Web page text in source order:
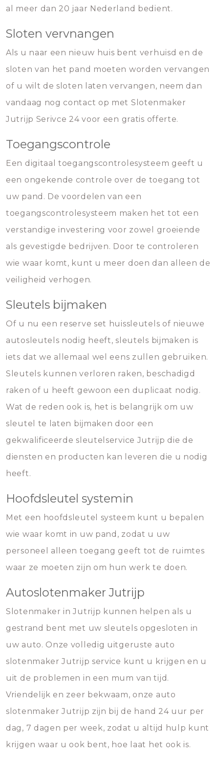
al meer dan 20 jaar Nederland bedient.
Sloten vervnangen
Als u naar een nieuw huis bent verhuisd en de
sloten van het pand moeten worden vervangen
of u wilt de sloten laten vervangen, neem dan
vandaag nog contact op met Slotenmaker
Jutrijp Serivce 24 voor een gratis offerte.
Toegangscontrole
Een digitaal toegangscontrolesysteem geeft u
een ongekende controle over de toegang tot
uw pand. De voordelen van een
toegangscontrolesysteem maken het tot een
verstandige investering voor zowel groeiende
als gevestigde bedrijven. Door te controleren
wie waar komt, kunt u meer doen dan alleen de
veiligheid verhogen.
Sleutels bijmaken
Of u nu een reserve set huissleutels of nieuwe
autosleutels nodig heeft, sleutels bijmaken is
iets dat we allemaal wel eens zullen gebruiken.
Sleutels kunnen verloren raken, beschadigd
raken of u heeft gewoon een duplicaat nodig.
Wat de reden ook is, het is belangrijk om uw
sleutel te laten bijmaken door een
gekwalificeerde sleutelservice Jutrijp die de
diensten en producten kan leveren die u nodig
heeft.
Hoofdsleutel systemin
Met een hoofdsleutel systeem kunt u bepalen
wie waar komt in uw pand, zodat u uw
personeel alleen toegang geeft tot de ruimtes
waar ze moeten zijn om hun werk te doen.
Autoslotenmaker Jutrijp
Slotenmaker in Jutrijp kunnen helpen als u
gestrand bent met uw sleutels opgesloten in
uw auto. Onze volledig uitgeruste auto
slotenmaker Jutrijp service kunt u krijgen en u
uit de problemen in een mum van tijd.
Vriendelijk en zeer bekwaam, onze auto
slotenmaker Jutrijp zijn bij de hand 24 uur per
dag, 7 dagen per week, zodat u altijd hulp kunt
krijgen waar u ook bent, hoe laat het ook is.